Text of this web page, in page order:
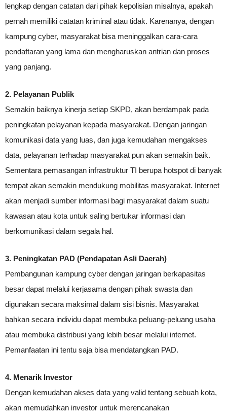
lengkap dengan catatan dari pihak kepolisian misalnya, apakah
pernah memiliki catatan kriminal atau tidak. Karenanya, dengan
kampung cyber, masyarakat bisa meninggalkan cara-cara
pendaftaran yang lama dan mengharuskan antrian dan proses
yang panjang.
2. Pelayanan Publik
Semakin baiknya kinerja setiap SKPD, akan berdampak pada
peningkatan pelayanan kepada masyarakat. Dengan jaringan
komunikasi data yang luas, dan juga kemudahan mengakses
data, pelayanan terhadap masyarakat pun akan semakin baik.
Sementara pemasangan infrastruktur TI berupa hotspot di banyak
tempat akan semakin mendukung mobilitas masyarakat. Internet
akan menjadi sumber informasi bagi masyarakat dalam suatu
kawasan atau kota untuk saling bertukar informasi dan
berkomunikasi dalam segala hal.
3. Peningkatan PAD (Pendapatan Asli Daerah)
Pembangunan kampung cyber dengan jaringan berkapasitas
besar dapat melalui kerjasama dengan pihak swasta dan
digunakan secara maksimal dalam sisi bisnis. Masyarakat
bahkan secara individu dapat membuka peluang-peluang usaha
atau membuka distribusi yang lebih besar melalui internet.
Pemanfaatan ini tentu saja bisa mendatangkan PAD.
4. Menarik Investor
Dengan kemudahan akses data yang valid tentang sebuah kota,
akan memudahkan investor untuk merencanakan